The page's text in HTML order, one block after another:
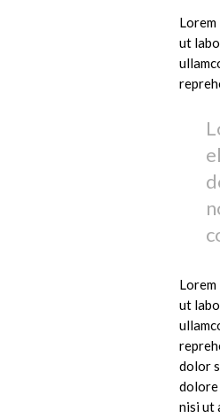
ut
ut
dolor
dolore
nisi ut